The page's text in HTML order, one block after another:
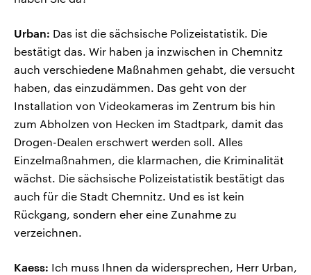
Urban: Das ist die sächsische Polizeistatistik. Die
bestätigt das. Wir haben ja inzwischen in Chemnitz
auch verschiedene Maßnahmen gehabt, die versucht
haben, das einzudämmen. Das geht von der
Installation von Videokameras im Zentrum bis hin
zum Abholzen von Hecken im Stadtpark, damit das
Drogen-Dealen erschwert werden soll. Alles
Einzelmaßnahmen, die klarmachen, die Kriminalität
wächst. Die sächsische Polizeistatistik bestätigt das
auch für die Stadt Chemnitz. Und es ist kein
Rückgang, sondern eher eine Zunahme zu
verzeichnen.
Kaess: Ich muss Ihnen da widersprechen, Herr Urban,